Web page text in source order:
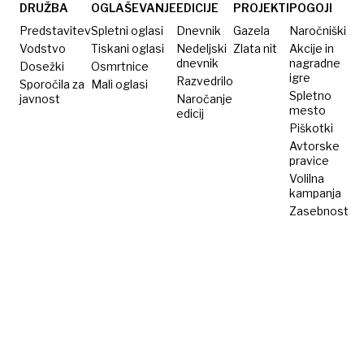
javnih
objektov
nedostopnih
DRUŽBA
Predstavitev
Vodstvo
Dosežki
Sporočila za
javnost
OGLAŠEVANJE
Spletni oglasi
Tiskani oglasi
Osmrtnice
Mali oglasi
EDICIJE
Dnevnik
Nedeljski
dnevnik
Razvedrilo
Naročanje
edicij
PROJEKTI
Gazela
Zlata nit
POGOJI
Naročniški
Akcije in
nagradne
igre
Spletno
mesto
Piškotki
Avtorske
pravice
Volilna
kampanja
Zasebnost